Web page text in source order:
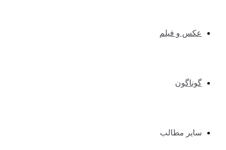
عکس و فیلم
گوناگون
سایر مطالب